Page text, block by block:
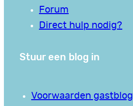
Forum
Direct hulp nodig?
Stuur een blog in
Voorwaarden gastblog